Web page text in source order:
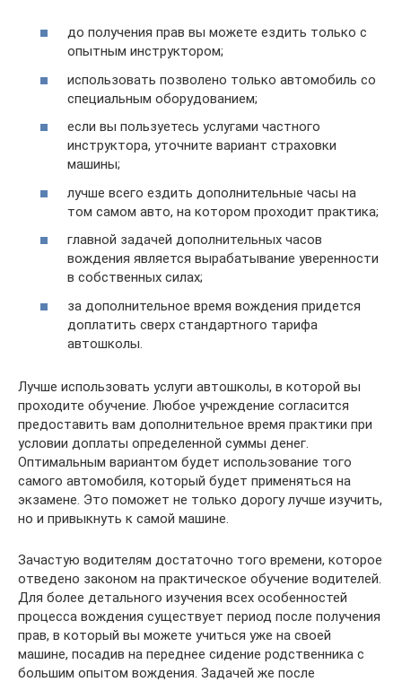
до получения прав вы можете ездить только с
опытным инструктором;
использовать позволено только автомобиль со
специальным оборудованием;
если вы пользуетесь услугами частного
инструктора, уточните вариант страховки
машины;
лучше всего ездить дополнительные часы на
том самом авто, на котором проходит практика;
главной задачей дополнительных часов
вождения является вырабатывание уверенности
в собственных силах;
за дополнительное время вождения придется
доплатить сверх стандартного тарифа
автошколы.
Лучше использовать услуги автошколы, в которой вы
проходите обучение. Любое учреждение согласится
предоставить вам дополнительное время практики при
условии доплаты определенной суммы денег.
Оптимальным вариантом будет использование того
самого автомобиля, который будет применяться на
экзамене. Это поможет не только дорогу лучше изучить,
но и привыкнуть к самой машине.
Зачастую водителям достаточно того времени, которое
отведено законом на практическое обучение водителей.
Для более детального изучения всех особенностей
процесса вождения существует период после получения
прав, в который вы можете учиться уже на своей
машине, посадив на переднее сидение родственника с
большим опытом вождения. Задачей же после